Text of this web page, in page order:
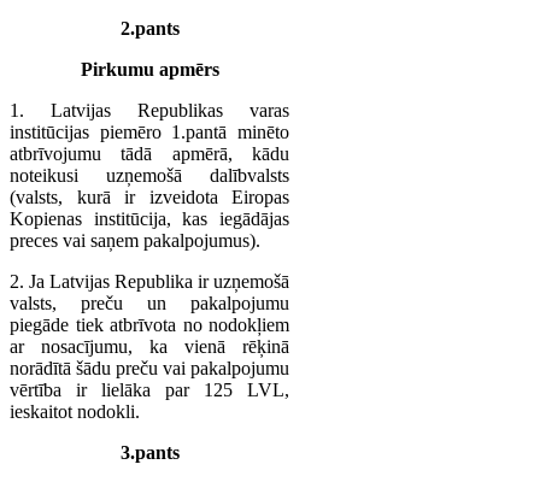
2.pants
Pirkumu apmērs
1. Latvijas Republikas varas
institūcijas piemēro 1.pantā minēto
atbrīvojumu tādā apmērā, kādu
noteikusi uzņemošā dalībvalsts
(valsts, kurā ir izveidota Eiropas
Kopienas institūcija, kas iegādājas
preces vai saņem pakalpojumus).
2. Ja Latvijas Republika ir uzņemošā
valsts, preču un pakalpojumu
piegāde tiek atbrīvota no nodokļiem
ar nosacījumu, ka vienā rēķinā
norādītā šādu preču vai pakalpojumu
vērtība ir lielāka par 125 LVL,
ieskaitot nodokli.
3.pants